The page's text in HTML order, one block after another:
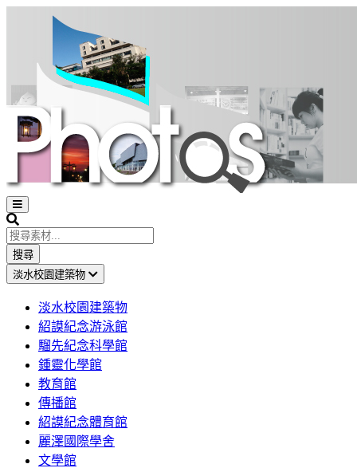
Open
sidebar
Search
搜尋
淡水校園建築物
淡水校園建築物
紹謨紀念游泳館
騮先紀念科學館
鍾靈化學館
教育館
傳播館
紹謨紀念體育館
麗澤國際學舍
文學館